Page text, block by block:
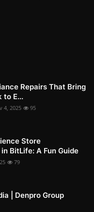
Repairs That Bring
to E...
4, 2025 95
Store
BitLife: A Fun Guide
79
| Denpro Group